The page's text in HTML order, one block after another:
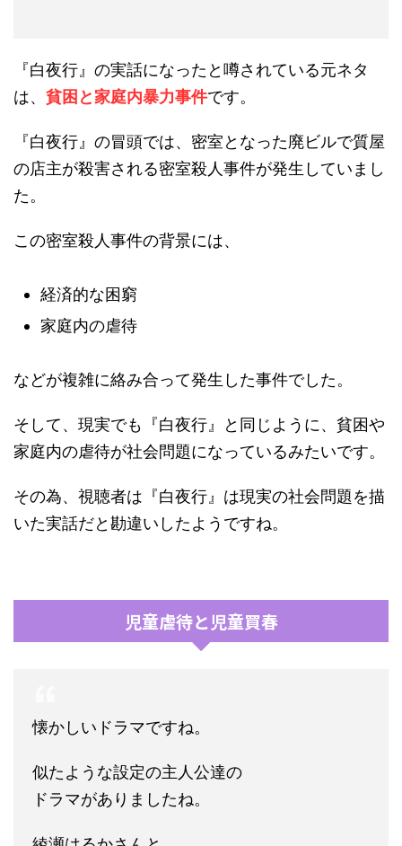
『白夜行』の実話になったと噂されている元ネタ
は、 貧困と家庭内暴力事件です。
『白夜行』の冒頭では、密室となった廃ビルで質屋
の店主が殺害される密室殺人事件が発生していまし
た。
この密室殺人事件の背景には、
経済的な困窮
家庭内の虐待
などが複雑に絡み合って発生した事件でした。
そして、現実でも『白夜行』と同じように、貧困や
家庭内の虐待が社会問題になっているみたいです。
その為、視聴者は『白夜行』は現実の社会問題を描
いた実話だと勘違いしたようですね。
児童虐待と児童買春
懐かしいドラマですね。
似たような設定の主人公達の
ドラマがありましたね。